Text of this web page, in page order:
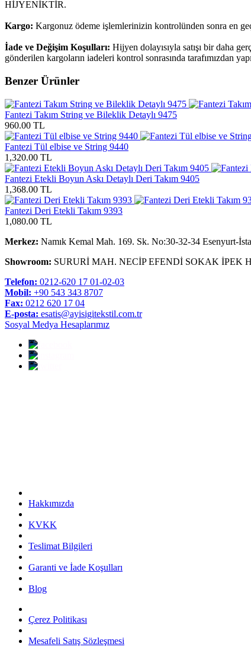
HİJYENİKTİR.
Kargo: Kargonuz ödeme işlemlerinizin kontrolünden sonra en
İade ve Değişim Koşulları: Hijyen dolayısıyla satışı bir daha
gönderilen kargoların iadeleri kontrol sonrasında tarafımızdan
Benzer Ürünler
Fantezi Takım String ve Bileklik Detaylı 9475
960.00 TL
Fantezi Tül elbise ve String 9440
1,320.00 TL
Fantezi Etekli Boyun Askı Detaylı Deri Takım 9405
1,368.00 TL
Fantezi Deri Etekli Takım 9393
1,080.00 TL
Merkez: Namık Kemal Mah. 169. Sk. No:30-32-34 Esenyurt-
Showroom: SURURİ MAH. NECİP EFENDİ SOKAK İPEK
Telefon: 0212-620 17 01-02-03
Mobil: +90 543 343 8707
Fax: 0212 620 17 04
E-posta: esatis@ayisigitekstil.com.tr
Sosyal Medya Hesaplarımız
Hakkımızda
KVKK
Teslimat Bilgileri
Garanti ve İade Koşulları
Blog
Çerez Politikası
Mesafeli Satış Sözleşmesi